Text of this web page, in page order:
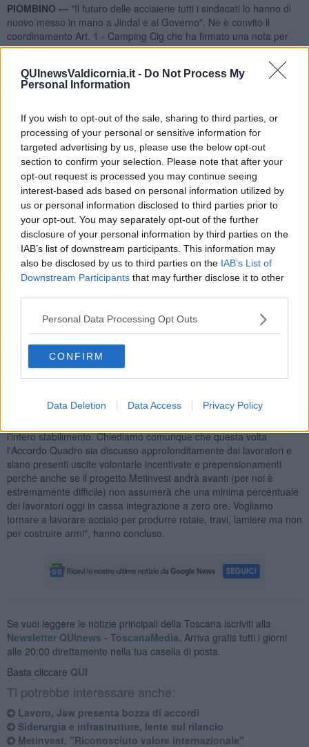
QUInewsValdicornia.it - Do Not Process My
Personal Information
If you wish to opt-out of the sale, sharing to third parties, or
processing of your personal or sensitive information for
targeted advertising by us, please use the below opt-out
section to confirm your selection. Please note that after your
opt-out request is processed you may continue seeing
interest-based ads based on personal information utilized by
us or personal information disclosed to third parties prior to
your opt-out. You may separately opt-out of the further
disclosure of your personal information by third parties on the
IAB’s list of downstream participants. This information may
also be disclosed by us to third parties on the IAB’s List of
Downstream Participants that may further disclose it to other
Personal Data Processing Opt Outs
CONFIRM
Data Deletion Data Access Privacy Policy
PIOMBINO — "Il futuro delle acciaierie tutti i sindacati lo hanno di
nuovo messo in mano a Jindal e al Governo". Ne è convito il
coordinamento Art. 1 - Camping Cig che ha firmato una nota per
tenere alta l'attenzione sui prossimi passi per il rilancio dello
"Allo scopo di sbloccare lo stallo hanno deciso, prima della firma
portare comunque avanti la trattativa con Jindal per stilare un
Accordo Quadro che determinerà il futuro di 1500 lavoratori (Jsw,
Gsi, Piombino Logistics). - hanno spiegato - Ci pare che dando
ancora fiducia a Jindal e iniziando tale trattativa hanno di fatto
avvallato anche la tesi che incolpa i soggetti pubblici della mancata
firma dell'AdP. Pure ultimamente molti sindacalisti hanno dichiarato
Jindal inaffidabile, altri hanno ipotizzato la necessità della
nazionalizzazione. Oggi invece andranno insieme Sindacati e
Multinazionale a chiedere al Governo, alla Regione ed al Comune
di finanziare e sostenere il progetto Jindal? Ma quale progetto ha
Jindal?Non crediamo che questa sarà una linea vincente.
Forse garantirà altra cassa integrazione ma fare dare dallo Stato
altri soldi e aiuti di ogni tipo a Jindal senza averne prima verificato
industriale atteso dal 2020 è uno sbaglio! Restiamo convinti che
l'unica garanzia è il coinvolgimento diretto dello Stato per
assicurare il rilancio della grande industria
Taranto".
l'intero stabilimento. Chiediamo comunque che questa volta
l'Accordo Quadro sia discusso approfonditamente dai lavoratori e
siano presenti uscite volontarie incentivate e prepensionamenti
perché anche se il progetto Metinvest andrà avanti (per noi è
estremamente difficile) non assumerà che una minima percentuale
dei lavoratori oggi in cassa integrazione a zero ore. Vogliamo
tornare a lavorare acciaio per produrre rotaie, travi, lamiere ma non
per costruire armi", hanno concluso.
Se vuoi leggere le notizie principali della Toscana iscriviti alla
Newsletter QUInews - ToscanaMedia. Arriva gratis tutti i giorni
alle 20:00 direttamente nella tua casella di posta.
Basta cliccare QUI
Ti potrebbe interessare anche:
Lavoro, Jsw presenta bozza di accordi
Siderurgia e infrastrutture, lente sul rilancio
Metinvest, "Riconosciuto valore internazionale"